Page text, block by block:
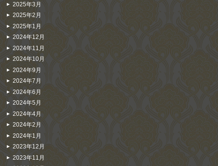
2025年3月
2025年2月
2025年1月
2024年12月
2024年11月
2024年10月
2024年9月
2024年7月
2024年6月
2024年5月
2024年4月
2024年2月
2024年1月
2023年12月
2023年11月